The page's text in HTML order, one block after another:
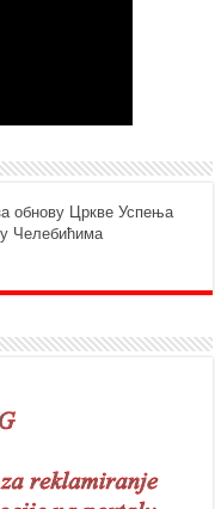
обнову Цркве Успења
у Челебићима